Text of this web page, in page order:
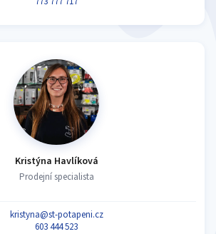
Kristýna Havlíková
Prodejní specialista
kristyna@st-potapeni.cz
603 444 523